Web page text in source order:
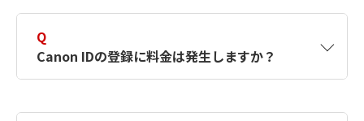
択したサービスから取得します。アカウントを
簡単に作成できるように、この情報を使用して
Canon IDの登録フォームを入力します。
Q
Canon IDの登録に料金は発生しますか？